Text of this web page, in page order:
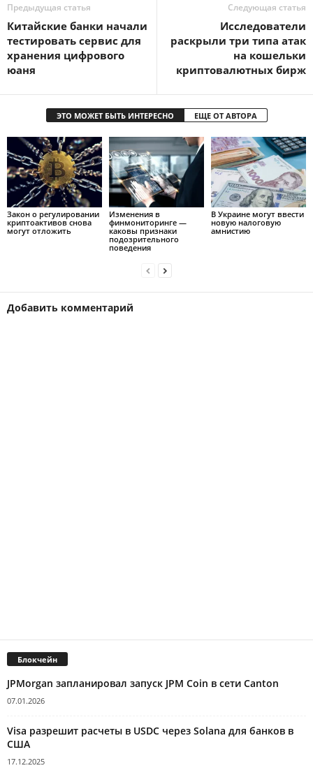
Предыдущая статья
Китайские банки начали
тестировать сервис для
хранения цифрового
юаня
Следующая статья
Исследователи
раскрыли три типа атак
на кошельки
криптовалютных бирж
ЭТО МОЖЕТ БЫТЬ ИНТЕРЕСНО ЕЩЕ ОТ АВТОРА
Закон о регулировании
криптоактивов снова
могут отложить
Изменения в
финмониторинге —
каковы признаки
подозрительного
поведения
В Украине могут ввести
новую налоговую
амнистию
Добавить комментарий
Блокчейн
JPMorgan запланировал запуск JPM Coin в сети Canton
07.01.2026
Visa разрешит расчеты в USDC через Solana для банков в
США
17.12.2025